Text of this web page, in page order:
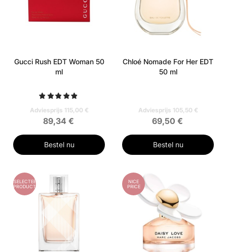
Gucci Rush EDT Woman 50
ml
Adviesprijs 115,00 €
89,34 €
Bestel nu
Chloé Nomade For Her EDT
50 ml
Adviesprijs 105,50 €
69,50 €
Bestel nu
GESELECTEERD
PRODUCT
NICE
PRICE